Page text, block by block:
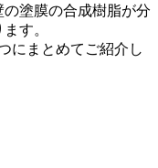
塗膜の合成樹脂が分
す。
にまとめてご紹介し